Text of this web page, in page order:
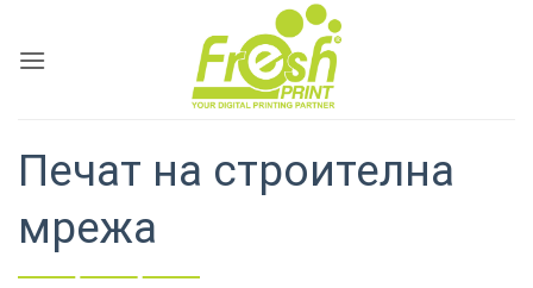
content
Печат на строителна
мрежа